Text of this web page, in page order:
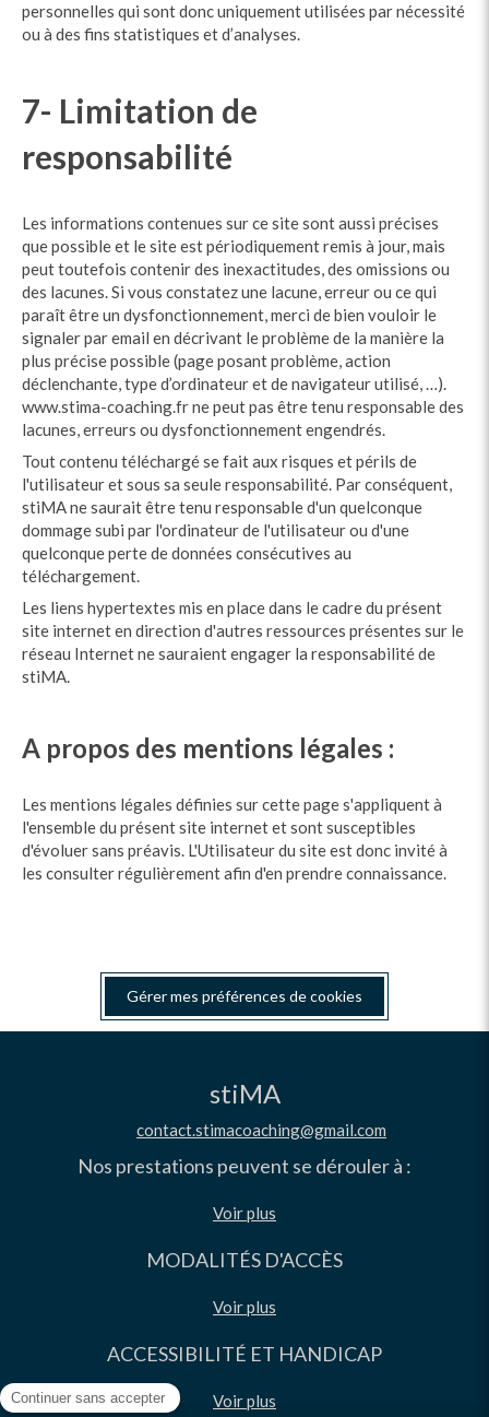
personnelles qui sont donc uniquement utilisées par nécessité
ou à des fins statistiques et d’analyses.
7- Limitation de
responsabilité
Les informations contenues sur ce site sont aussi précises
que possible et le site est périodiquement remis à jour, mais
peut toutefois contenir des inexactitudes, des omissions ou
des lacunes. Si vous constatez une lacune, erreur ou ce qui
paraît être un dysfonctionnement, merci de bien vouloir le
signaler par email en décrivant le problème de la manière la
plus précise possible (page posant problème, action
déclenchante, type d’ordinateur et de navigateur utilisé, …).
www.stima-coaching.fr ne peut pas être tenu responsable des
lacunes, erreurs ou dysfonctionnement engendrés.
Tout contenu téléchargé se fait aux risques et périls de
l'utilisateur et sous sa seule responsabilité. Par conséquent,
stiMA ne saurait être tenu responsable d'un quelconque
dommage subi par l'ordinateur de l'utilisateur ou d'une
quelconque perte de données consécutives au
téléchargement.
Les liens hypertextes mis en place dans le cadre du présent
site internet en direction d'autres ressources présentes sur le
réseau Internet ne sauraient engager la responsabilité de
stiMA.
A propos des mentions légales :
Les mentions légales définies sur cette page s'appliquent à
l'ensemble du présent site internet et sont susceptibles
d'évoluer sans préavis. L'Utilisateur du site est donc invité à
les consulter régulièrement afin d'en prendre connaissance.
Gérer mes préférences de cookies
stiMA
contact.stimacoaching@gmail.com
Nos prestations peuvent se dérouler à :
Voir plus
MODALITÉS D'ACCÈS
Voir plus
ACCESSIBILITÉ ET HANDICAP
Voir plus